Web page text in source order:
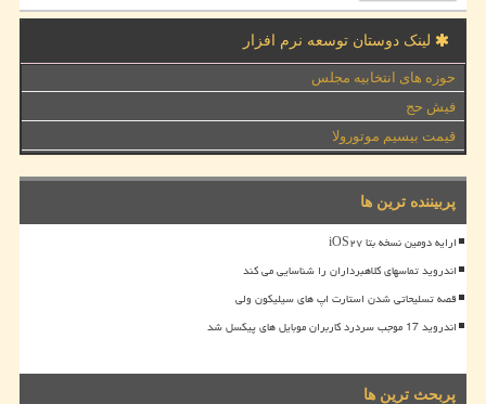
لینک دوستان توسعه نرم افزار
حوزه های انتخابیه مجلس
فیش حج
قیمت بیسیم موتورولا
پربیننده ترین ها
ارایه دومین نسخه بتا iOS۲۷
اندروید تماسهای کلاهبرداران را شناسایی می کند
قصه تسلیحاتی شدن استارت اپ های سیلیکون ولی
اندروید 17 موجب سردرد کاربران موبایل های پیکسل شد
پربحث ترین ها